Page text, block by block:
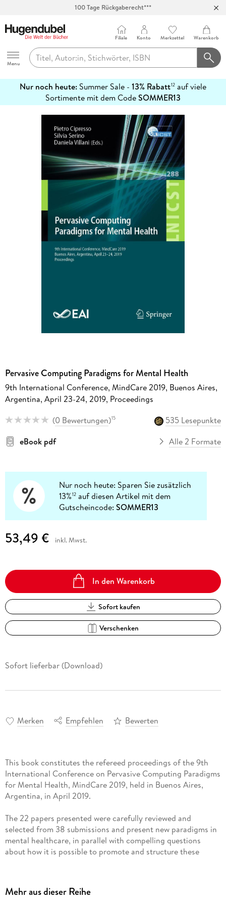
Abholung in über 100 Filialen
Hugendubel
Menu
Filiale Konto Merkzettel Warenkorb
Nur noch heute: Summer Sale - 13% Rabatt12 auf viele
Sortimente mit dem CodeSOMMER13
erfahren
Pervasive Computing Paradigms for Mental Health
9th International Conference, MindCare 2019, Buenos Aires,
Argentina, April 23-24, 2019, Proceedings
(0 Bewertungen)15
535 Lesepunkte
eBook pdf
Alle 2 Formate
Nur noch heute: Sparen Sie zusätzlich
13%12 auf diesen Artikel mit dem
Gutscheincode:SOMMER13
53,49 € inkl. Mwst.
In den Warenkorb
Sofort kaufen
Verschenken
Sofort lieferbar (Download)
Merken Empfehlen Bewerten
This book constitutes the refereed proceedings of the 9th
International Conference on Pervasive Computing Paradigms
for Mental Health, MindCare 2019, held in Buenos Aires,
The 22 papers presented were carefully reviewed and
selected from 38 submissions and present new paradigms in
mental healthcare, in parallel with compelling questions
about how it is possible to promote and structure these
Inhaltsverzeichnis
Mehr aus dieser Reihe